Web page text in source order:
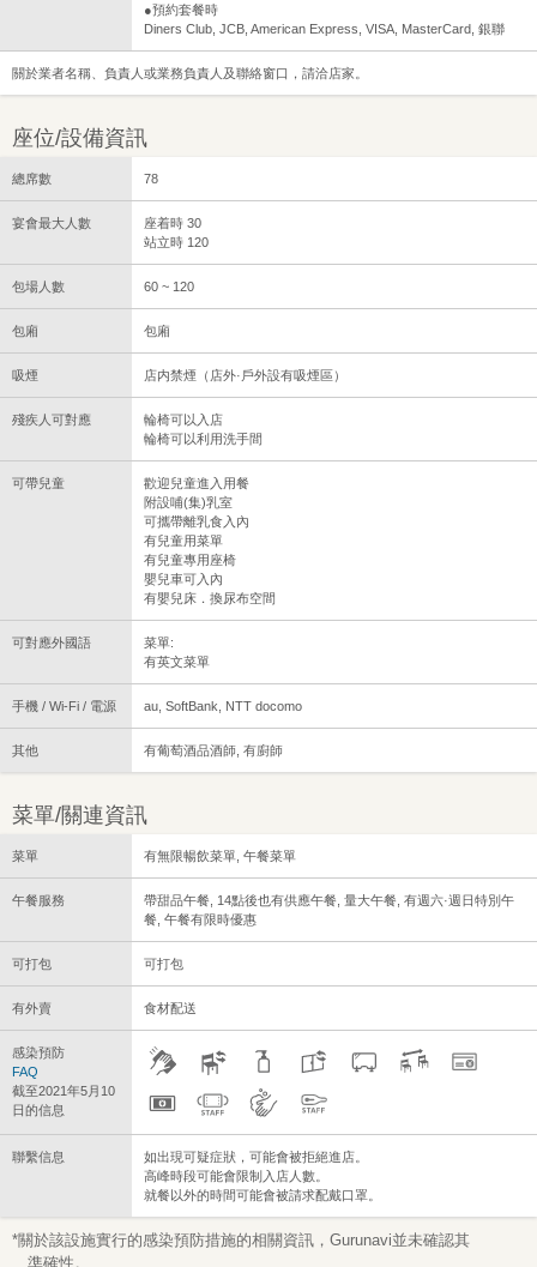
●預約套餐時
Diners Club, JCB, American Express, VISA, MasterCard, 銀聯
關於業者名稱、負責人或業務負責人及聯絡窗口，請洽店家。
座位/設備資訊
總席數 78
宴會最大人數
座着時 30
站立時 120
包場人數 60 ~ 120
包廂 包廂
吸煙 店内禁煙（店外·戶外設有吸煙區）
殘疾人可對應
輪椅可以入店
輪椅可以利用洗手間
可帶兒童
歡迎兒童進入用餐
附設哺(集)乳室
可攜帶離乳食入內
有兒童用菜單
有兒童專用座椅
嬰兒車可入內
有嬰兒床．換尿布空間
可對應外國語
菜單:
有英文菜單
手機 / Wi-Fi / 電源 au, SoftBank, NTT docomo
其他 有葡萄酒品酒師, 有廚師
菜單/關連資訊
菜單 有無限暢飲菜單, 午餐菜單
午餐服務
帶甜品午餐, 14點後也有供應午餐, 量大午餐, 有週六·週日特別午
餐, 午餐有限時優惠
可打包 可打包
有外賣 食材配送
感染預防
FAQ
截至2021年5月10
日的信息
聯繫信息
如出現可疑症狀，可能會被拒絕進店。
高峰時段可能會限制入店人數。
就餐以外的時間可能會被請求配戴口罩。
*關於該設施實行的感染預防措施的相關資訊，Gurunavi並未確認其
準確性。